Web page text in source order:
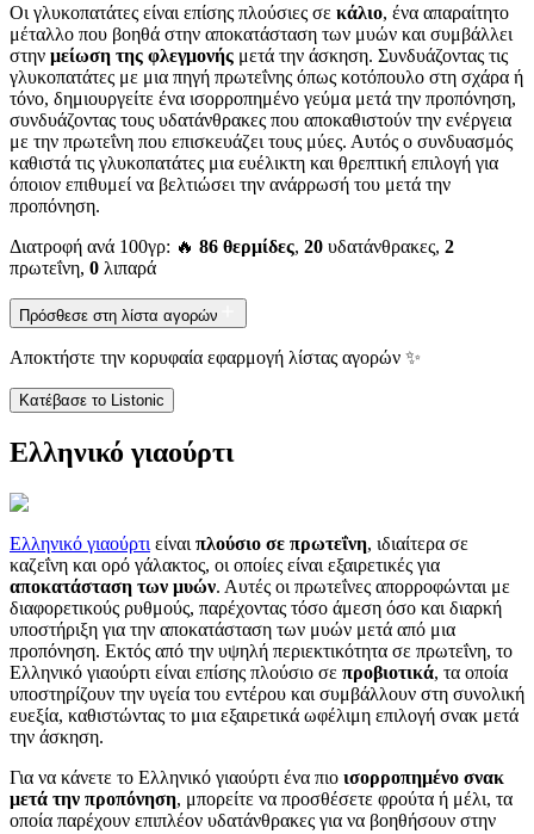
Οι γλυκοπατάτες είναι επίσης πλούσιες σε κάλιο, ένα απαραίτητο
μέταλλο που βοηθά στην αποκατάσταση των μυών και συμβάλλει
στην μείωση της φλεγμονής μετά την άσκηση. Συνδυάζοντας τις
γλυκοπατάτες με μια πηγή πρωτεΐνης όπως κοτόπουλο στη σχάρα ή
τόνο, δημιουργείτε ένα ισορροπημένο γεύμα μετά την προπόνηση,
συνδυάζοντας τους υδατάνθρακες που αποκαθιστούν την ενέργεια
με την πρωτεΐνη που επισκευάζει τους μύες. Αυτός ο συνδυασμός
καθιστά τις γλυκοπατάτες μια ευέλικτη και θρεπτική επιλογή για
όποιον επιθυμεί να βελτιώσει την ανάρρωσή του μετά την
προπόνηση.
Διατροφή ανά 100γρ: 🔥 86 θερμίδες, 20 υδατάνθρακες, 2
πρωτεΐνη, 0 λιπαρά
Πρόσθεσε στη λίστα αγορών
Αποκτήστε την κορυφαία εφαρμογή λίστας αγορών ✨
Κατέβασε το Listonic
Ελληνικό γιαούρτι
Ελληνικό γιαούρτι είναι πλούσιο σε πρωτεΐνη, ιδιαίτερα σε
καζεΐνη και ορό γάλακτος, οι οποίες είναι εξαιρετικές για
αποκατάσταση των μυών. Αυτές οι πρωτεΐνες απορροφώνται με
διαφορετικούς ρυθμούς, παρέχοντας τόσο άμεση όσο και διαρκή
υποστήριξη για την αποκατάσταση των μυών μετά από μια
προπόνηση. Εκτός από την υψηλή περιεκτικότητα σε πρωτεΐνη, το
Ελληνικό γιαούρτι είναι επίσης πλούσιο σε προβιοτικά, τα οποία
υποστηρίζουν την υγεία του εντέρου και συμβάλλουν στη συνολική
ευεξία, καθιστώντας το μια εξαιρετικά ωφέλιμη επιλογή σνακ μετά
την άσκηση.
Για να κάνετε το Ελληνικό γιαούρτι ένα πιο ισορροπημένο σνακ
μετά την προπόνηση, μπορείτε να προσθέσετε φρούτα ή μέλι, τα
οποία παρέχουν επιπλέον υδατάνθρακες για να βοηθήσουν στην